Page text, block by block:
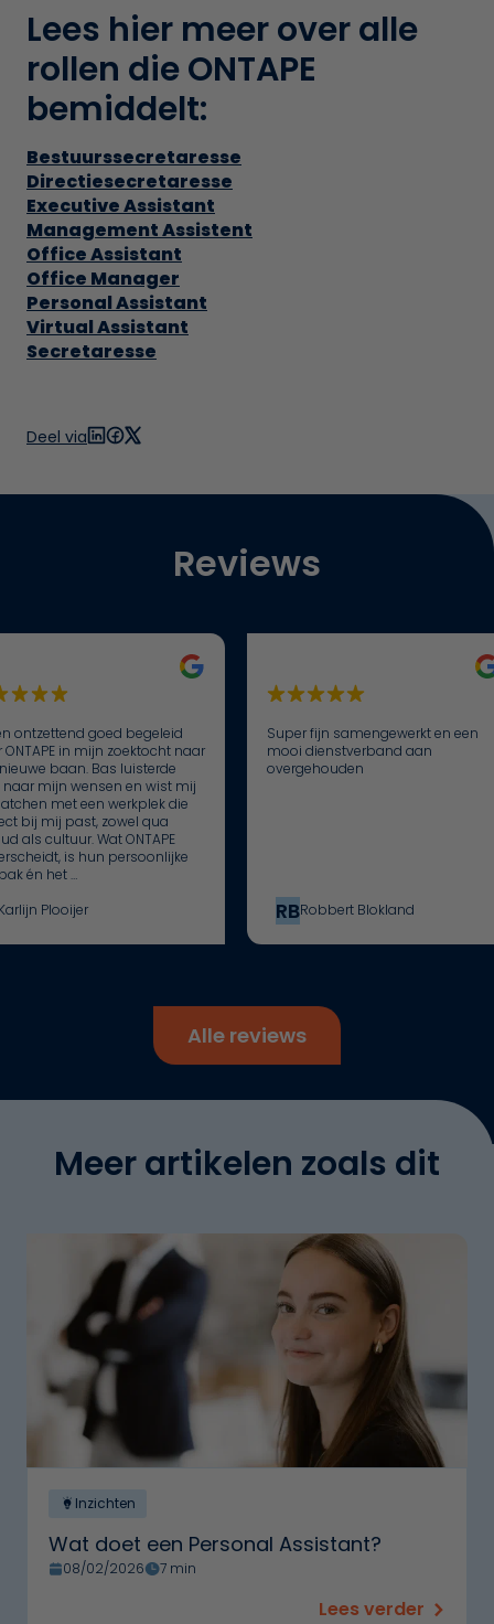
Lees hier meer over alle
rollen die ONTAPE
bemiddelt:
Bestuurssecretaresse
Directiesecretaresse
Executive Assistant
Management Assistent
Office Assistant
Office Manager
Personal Assistant
Virtual Assistant
Secretaresse
Deel via
Reviews
ontzettend goed begeleid
in mijn zoektocht naar
baan. Bas luisterde
mijn wensen en wist mij
met een werkplek die
bij mij past, zowel qua
als cultuur. Wat ONTAPE
is hun persoonlijke
én het …
Plooijer
Super fijn samengewerkt en een
mooi dienstverband aan
overgehouden
RBRobbert Blokland
Alle reviews
Meer artikelen zoals dit
Inzichten
Wat doet een Personal Assistant?
08/02/2026 7 min
Lees verder